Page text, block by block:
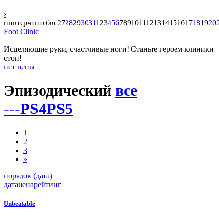
›
пнвтсрчтптсбвс27282930311 234567891011121314151617181920
Foot Clinic
Исцеляющие руки, счастливые ноги! Станьте героем клиники
стоп!
нет цены
Эпизодический все
---PS4PS5
1
2
3
»
порядок (дата)
датаценарейтинг
Unbeatable